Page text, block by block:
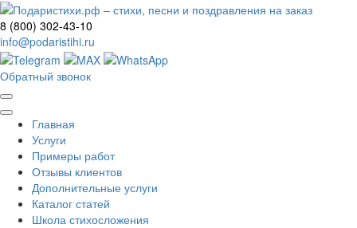
8 (800) 302-43-10
info@podaristihi.ru
Обратный звонок
Главная
Услуги
Примеры работ
Отзывы клиентов
Дополнительные услуги
Каталог статей
Школа стихосложения